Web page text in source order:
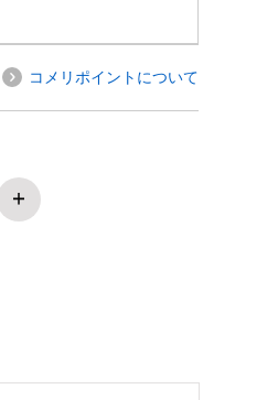
コメリポイントについて